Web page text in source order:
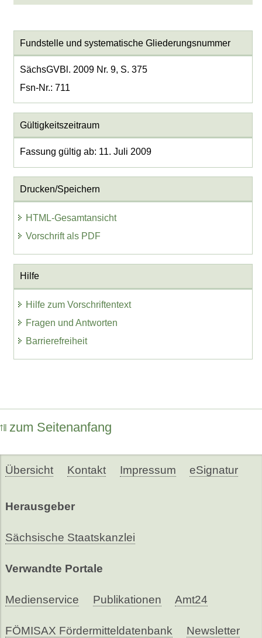
Fundstelle und systematische Gliederungsnummer
SächsGVBl. 2009 Nr. 9, S. 375
Fsn-Nr.: 711
Gültigkeitszeitraum
Fassung gültig ab: 11. Juli 2009
Drucken/Speichern
HTML-Gesamtansicht
Vorschrift als PDF
Hilfe
Hilfe zum Vorschriftentext
Fragen und Antworten
Barrierefreiheit
zum Seitenanfang
Übersicht Kontakt Impressum eSignatur
Herausgeber
Sächsische Staatskanzlei
Verwandte Portale
Medienservice Publikationen Amt24
FÖMISAX Fördermitteldatenbank Newsletter